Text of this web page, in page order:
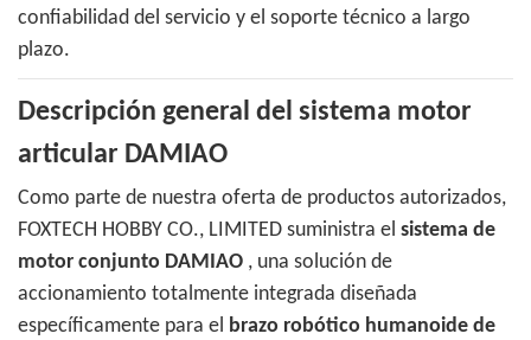
confiabilidad del servicio y el soporte técnico a largo
plazo.
Descripción general del sistema motor
articular DAMIAO
Como parte de nuestra oferta de productos autorizados,
FOXTECH HOBBY CO., LIMITED suministra el sistema de
motor conjunto DAMIAO , una solución de
accionamiento totalmente integrada diseñada
específicamente para el brazo robótico humanoide de